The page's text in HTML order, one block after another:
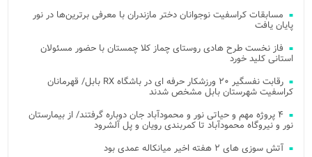
مسابقات کراسفیت نوجوانان دختر مازندران با معرفی برترین‌ها در نور
پایان یافت
فاز نخست طرح هادی روستای چماز کلا چمستان با حضور مسئولان
استانی کلید خورد
رقابت نفسگیر ۲۰ ورزشکار حرفه ای در باشگاه RX بابل/ قهرمانان
کراسفیت شهرستان بابل مشخص شدند
۴ پروژه مهم و حیاتی نور و محمودآباد جان دوباره گرفتند/ از بیمارستان
نور و نیروگاه محمودآباد تا کمربندی رویان و پل آلشرود
آتش‌ سوزی‌ های ۲ هفته اخیر میانکاله عمدی بود